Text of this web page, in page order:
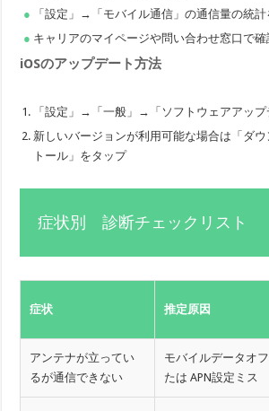
「設定」→「モバイル通信」の通信量の統
キャリアのマイページや問い合わせ窓口で確
iOSのアップデート方法
「設定」→「一般」→「ソフトウェアアッ
新しいバージョンが利用可能な場合は「ダ
トール」をタップ
症状別 診断チェックリスト
症状 推定原因
アンテナが立ってい
るが通信できない
モバイルデータオフ
たは APN設定ミス